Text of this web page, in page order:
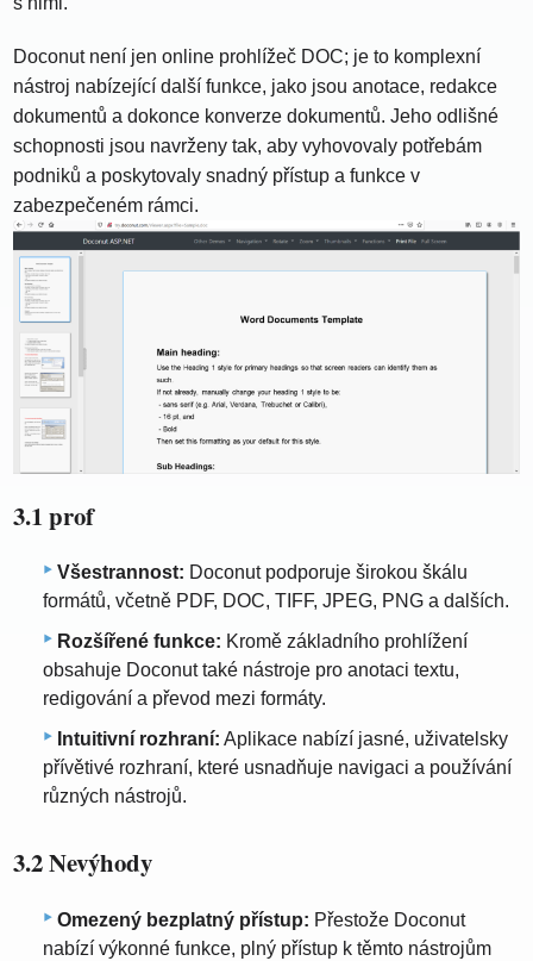
Doconut není jen online prohlížeč DOC; je to komplexní
nástroj nabízející další funkce, jako jsou anotace, redakce
dokumentů a dokonce konverze dokumentů. Jeho odlišné
schopnosti jsou navrženy tak, aby vyhovovaly potřebám
podniků a poskytovaly snadný přístup a funkce v
zabezpečeném rámci.
3.1 prof
Všestrannost: Doconut podporuje širokou škálu
formátů, včetně PDF, DOC, TIFF, JPEG, PNG a dalších.
Rozšířené funkce: Kromě základního prohlížení
obsahuje Doconut také nástroje pro anotaci textu,
redigování a převod mezi formáty.
Intuitivní rozhraní: Aplikace nabízí jasné, uživatelsky
přívětivé rozhraní, které usnadňuje navigaci a používání
různých nástrojů.
3.2 Nevýhody
Omezený bezplatný přístup: Přestože Doconut
nabízí výkonné funkce, plný přístup k těmto nástrojům